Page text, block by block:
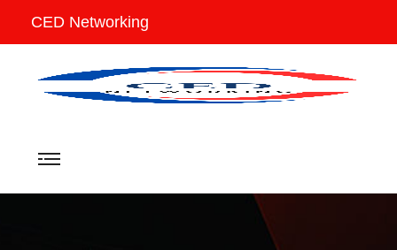
CED Networking